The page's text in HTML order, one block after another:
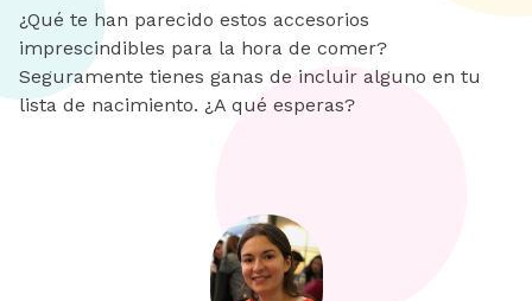
¿Qué te han parecido estos accesorios
imprescindibles para la hora de comer?
Seguramente tienes ganas de incluir alguno en tu
lista de nacimiento. ¿A qué esperas?